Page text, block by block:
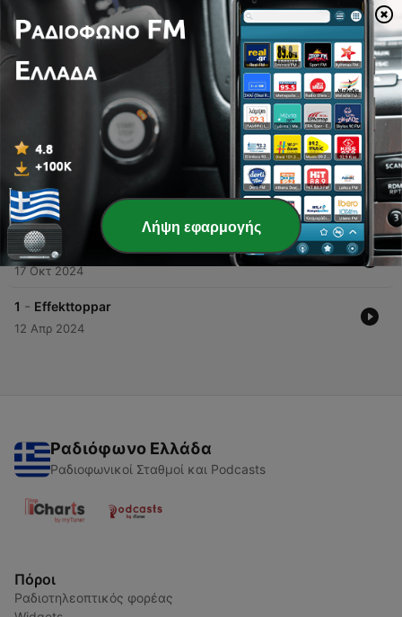
00:00
Επεισόδια
Teknikansvarig och energistrateg vid samma bord
- När vardagar möts
11 Μάρ 2026
3 - Säkerhet i fastighetssystem
04 Ιούν 2025
2 - Fastighetsoptimering för en energieffektiv värld
17 Οκτ 2024
1 - Effekttoppar
12 Απρ 2024
Ραδιόφωνο Ελλάδα
Ραδιοφωνικοί Σταθμοί και Podcasts
Πόροι
Ραδιοτηλεοπτικός φορέας
Λήψη εφαρμογής